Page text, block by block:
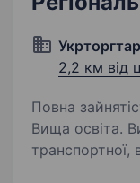
2,2 км від
Повна
Вища освіта. Вимоги: знання складської,
транспортної,